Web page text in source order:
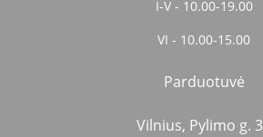
I-V - 10.00-19.00
VI - 10.00-15.00
Parduotuvė
Vilnius, Pylimo g.